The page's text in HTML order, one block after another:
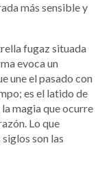
más sensible y
fugaz situada
evoca un
une el pasado con
es el latido de
magia que ocurre
Lo que
son las